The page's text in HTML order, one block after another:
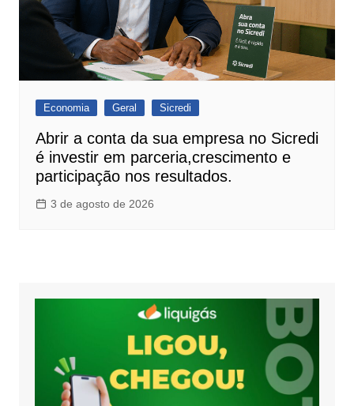
Economia Geral Sicredi
Abrir a conta da sua empresa no Sicredi
é investir em parceria,crescimento e
participação nos resultados.
3 de agosto de 2026